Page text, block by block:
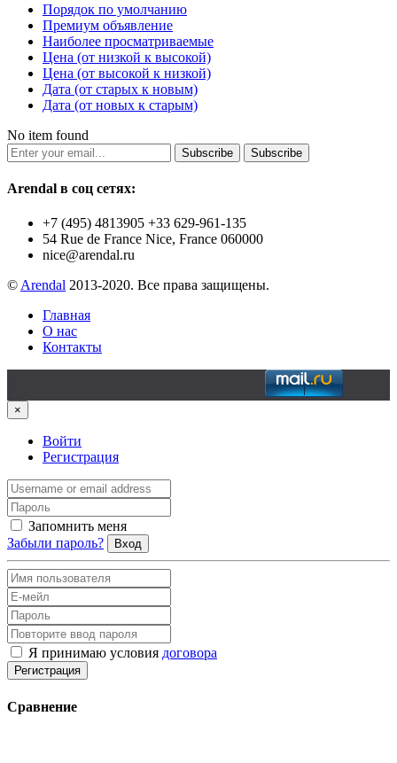
Порядок по умолчанию
Премиум объявление
Наиболее просматриваемые
Цена (от низкой к высокой)
Цена (от высокой к низкой)
Дата (от старых к новым)
Дата (от новых к старым)
No item found
Subscribe Subscribe
Arendal в соц сетях:
+7 (495) 4813905 +33 629-961-135
54 Rue de France Nice, France 060000
nice@arendal.ru
©Arendal 2013-2020. Все права защищены.
Главная
О нас
Контакты
×
Войти
Регистрация
Запомнить меня
Забыли пароль?
Вход
Я принимаю условия договора
Регистрация
Сравнение